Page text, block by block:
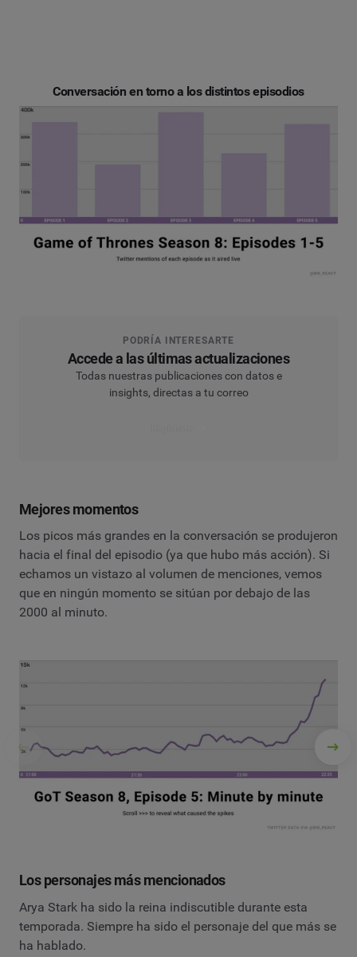
Conversación en torno a los distintos episodios
PODRÍA INTERESARTE
Accede a las últimas actualizaciones
Todas nuestras publicaciones con datos e
insights, directas a tu correo
Mejores momentos
Los picos más grandes en la conversación se produjeron
hacia el final del episodio (ya que hubo más acción). Si
echamos un vistazo al volumen de menciones, vemos
que en ningún momento se sitúan por debajo de las
2000 al minuto.
Los personajes más mencionados
Arya Stark ha sido la reina indiscutible durante esta
temporada. Siempre ha sido el personaje del que más se
ha hablado.